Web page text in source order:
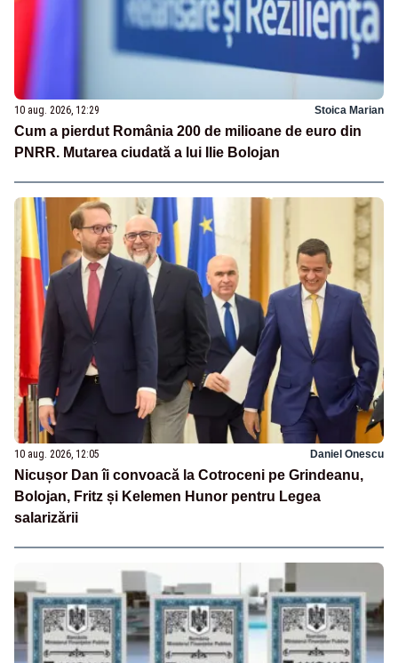
10 aug. 2026, 12:29 Stoica Marian
Cum a pierdut România 200 de milioane de euro din
PNRR. Mutarea ciudată a lui Ilie Bolojan
10 aug. 2026, 12:05 Daniel Onescu
Nicușor Dan îi convoacă la Cotroceni pe Grindeanu,
Bolojan, Fritz și Kelemen Hunor pentru Legea
salarizării